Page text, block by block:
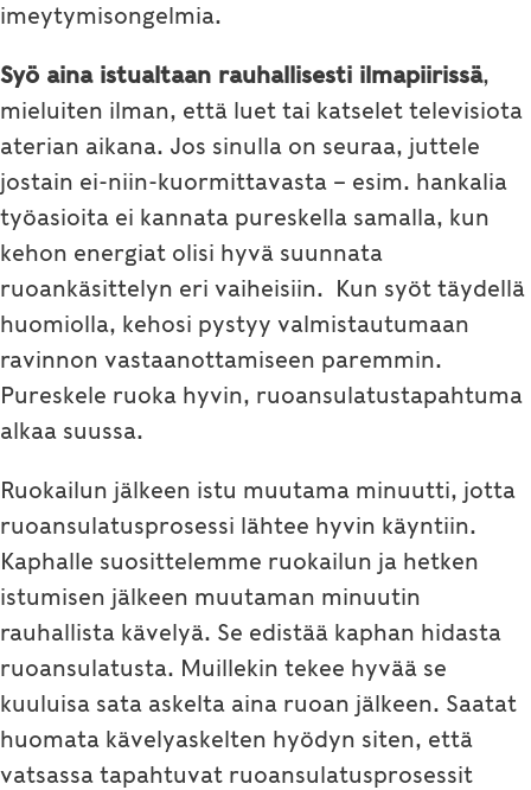
imeytymisongelmia.
Syö aina istualtaan rauhallisesti ilmapiirissä,
mieluiten ilman, että luet tai katselet televisiota
aterian aikana. Jos sinulla on seuraa, juttele
jostain ei-niin-kuormittavasta – esim. hankalia
työasioita ei kannata pureskella samalla, kun
kehon energiat olisi hyvä suunnata
ruoankäsittelyn eri vaiheisiin. Kun syöt täydellä
huomiolla, kehosi pystyy valmistautumaan
ravinnon vastaanottamiseen paremmin.
Pureskele ruoka hyvin, ruoansulatustapahtuma
alkaa suussa.
Ruokailun jälkeen istu muutama minuutti, jotta
ruoansulatusprosessi lähtee hyvin käyntiin.
Kaphalle suosittelemme ruokailun ja hetken
istumisen jälkeen muutaman minuutin
rauhallista kävelyä. Se edistää kaphan hidasta
ruoansulatusta. Muillekin tekee hyvää se
kuuluisa sata askelta aina ruoan jälkeen. Saatat
huomata kävelyaskelten hyödyn siten, että
vatsassa tapahtuvat ruoansulatusprosessit